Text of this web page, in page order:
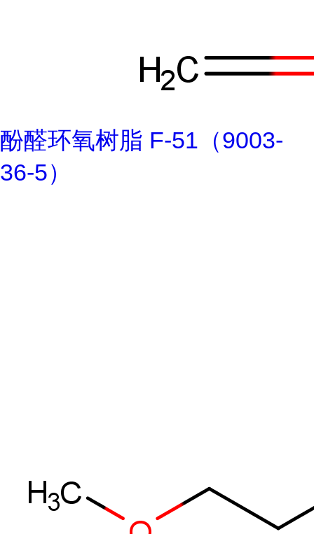
酚醛环氧树脂 F-51（9003-
36-5）